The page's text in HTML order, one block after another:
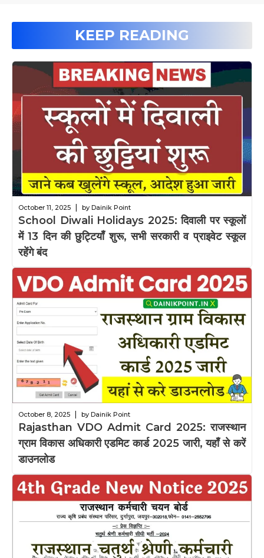
KEEP READING
October 11, 2025 by Dainik Point
School Diwali Holidays 2025: दिवाली पर स्कूलों
में 13 दिन की छुट्टियाँ शुरू, सभी सरकारी व प्राइवेट स्कूल
रहेंगे बंद
October 8, 2025 | by Dainik Point
Rajasthan VDO Admit Card 2025: राजस्थान
ग्राम विकास अधिकारी एडमिट कार्ड 2025 जारी, यहाँ से करें
डाउनलोड